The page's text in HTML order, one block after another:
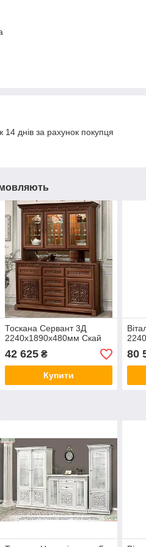
днів за рахунок покупця
Тоскана Сервант 3Д
2240х1890х480мм Скай
42 625₴
Купити
80